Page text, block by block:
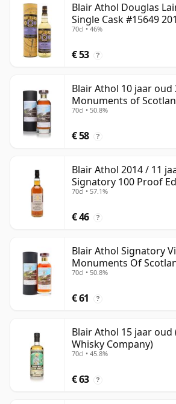
Blair Athol Douglas
Single Cask #15649
70cl • 46%
€ 53 ?
Blair Athol 10 jaar oud
Monuments of
70cl • 50.8%
€ 58 ?
Blair Athol 2014 / 11
Signatory 100 Proof
70cl • 57.1%
€ 46 ?
Blair Athol Signatory
Monuments Of
jaar oud
70cl • 50.8%
€ 61 ?
Blair Athol 15 jaar
Whisky Company)
70cl • 45.8%
€ 63 ?